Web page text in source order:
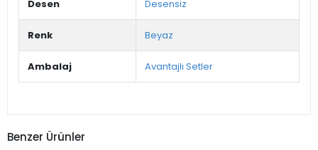
Desen Desensiz
Renk Beyaz
Ambalaj Avantajlı Setler
Benzer Ürünler